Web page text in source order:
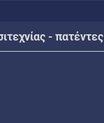
- πατέντες